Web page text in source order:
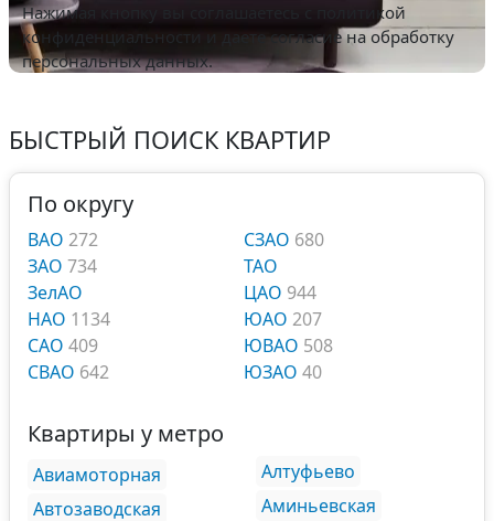
Нажимая кнопку вы соглашаетесь с
политикой
конфиденциальности и даете согласие на обработку
персональных данных.
БЫСТРЫЙ ПОИСК КВАРТИР
По округу
ВАО 272
ЗАО 734
ЗелАО
НАО 1134
САО 409
СВАО 642
СЗАО 680
ТАО
ЦАО 944
ЮАО 207
ЮВАО 508
ЮЗАО 40
Квартиры у метро
Авиамоторная
Автозаводская
Алтуфьево
Аминьевская